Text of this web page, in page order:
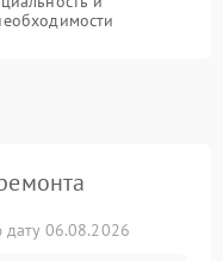
06.08.2026